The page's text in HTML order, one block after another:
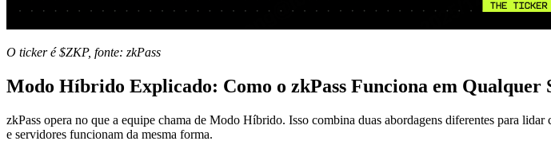
O ticker é $ZKP, fonte: zkPass
Modo Híbrido Explicado: Como o zkPass Funciona em Qualquer
zkPass opera no que a equipe chama de Modo Híbrido. Isso combina duas abordagens diferentes para
e servidores funcionam da mesma forma.